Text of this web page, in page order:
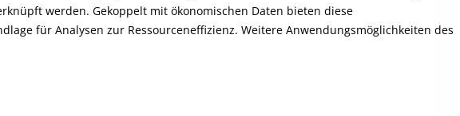
werden. Gekoppelt mit ökonomischen Daten bieten diese
für Analysen zur Ressourceneffizienz. Weitere Anwendungsmöglich­keiten des